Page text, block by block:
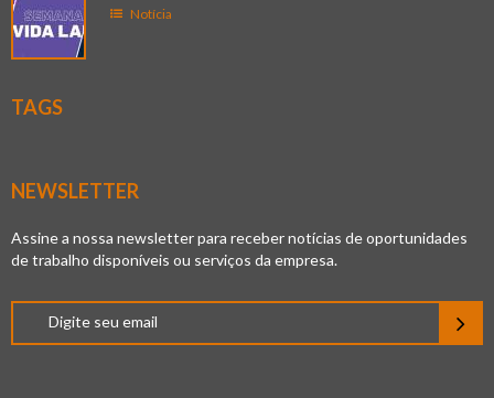
Notícia
TAGS
NEWSLETTER
Assine a nossa newsletter para receber notícias de oportunidades
de trabalho disponíveis ou serviços da empresa.